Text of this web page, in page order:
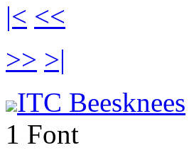
|< <<
>> >|
ITC Beesknees
1 Font